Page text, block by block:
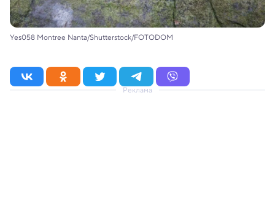
Yes058 Montree Nanta/Shutterstock/FOTODOM
Реклама